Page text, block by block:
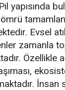
yapısında
Evsel
zamanla
Özellikle
İnsan